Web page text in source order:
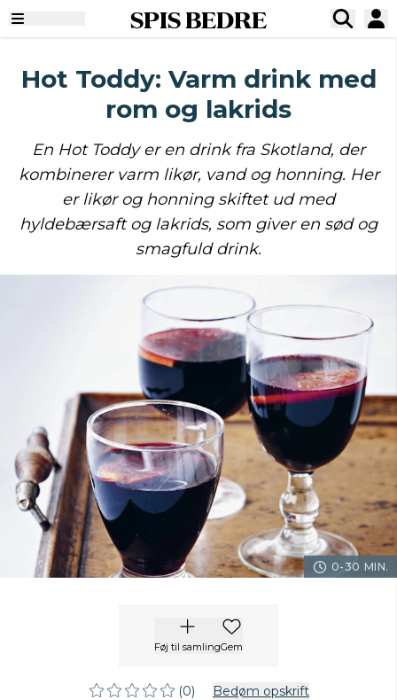
SPIS BEDRE
Hot Toddy: Varm drink med
rom og lakrids
En Hot Toddy er en drink fra Skotland, der
kombinerer varm likør, vand og honning. Her
er likør og honning skiftet ud med
hyldebærsaft og lakrids, som giver en sød og
smagfuld drink.
0-30 MIN.
Føj til samlingGem
(0) Bedøm opskrift